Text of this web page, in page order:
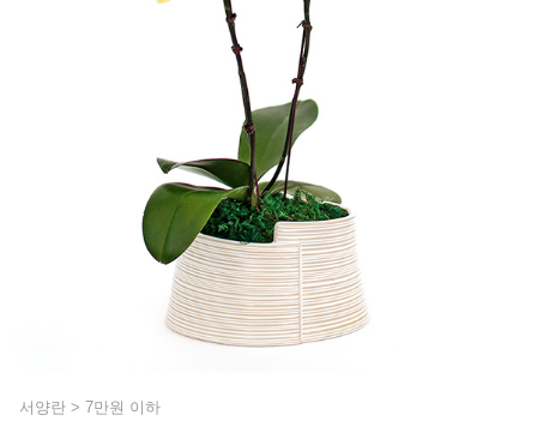
서양란 > 7만원 이하